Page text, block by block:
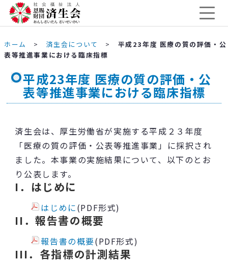
ホーム > 済生会について > 平成23年度 医療の質の評価・公
表等推進事業における臨床指標
平成23年度 医療の質の評価・公
表等推進事業における臨床指標
済生会は、厚生労働省が実施する平成２３年度
「医療の質の評価・公表等推進事業」に採択され
ました。本事業の実施結果について、以下のとお
り公表します。
I．はじめに
はじめに(PDF形式)
II．報告書の概要
報告書の概要(PDF形式)
III．各指標の計測結果